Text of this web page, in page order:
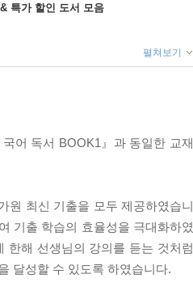
특가 할인 도서 모음
펼쳐보기
어 독서 BOOK1』과 동일한 교재
원 최신 기출을 모두 제공하였습니
기출 학습의 효율성을 극대화하였
한해 선생님의 강의를 듣는 것처럼
달성할 수 있도록 하였습니다.